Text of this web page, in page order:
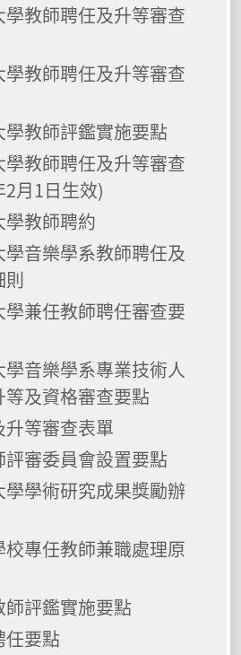
學教師聘任及升等審查
學教師聘任及升等審查
學教師評鑑實施要點
學教師聘任及升等審查
月1日生效)
教師聘約
音樂學系教師聘任及
則
學兼任教師聘任審查要
學音樂學系專業技術人
等及資格審查要點
等審查表單
評審委員會設置要點
學學術研究成果獎勵辦
校專任教師兼職處理原
評鑑實施要點
任要點